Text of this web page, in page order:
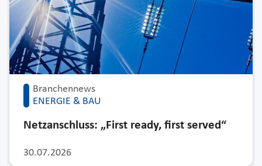
Branchennews
ENERGIE & BAU
30.07.2026
Netzanschluss: „First ready, first served“